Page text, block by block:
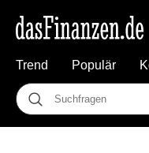
Trend Populär